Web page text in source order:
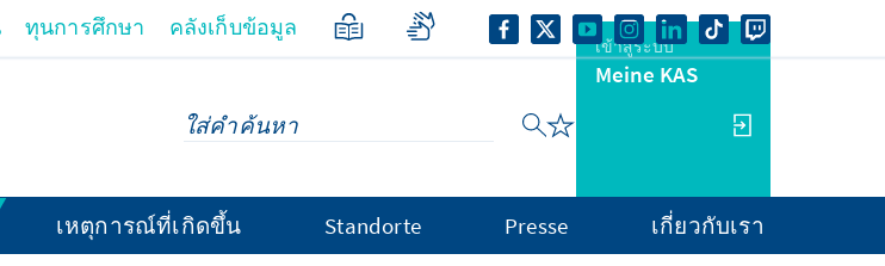
ทุนการศึกษา คลังเก็บข้อมูล
เข้าสู่ระบบ
Meine KAS
เหตุการณ์ที่เกิดขึ้น Standorte Presse เกี่ยวกับเรา